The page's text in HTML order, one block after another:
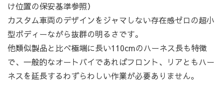
け位置の保安基準参照）
カスタム車両のデザインをジャマしない存在感ゼロの超小
型ボディーながら抜群の明るさです。
他類似製品と比べ極端に長い110cmのハーネス長も特徴
で、一般的なオートバイであればフロント、リアともハー
ネスを延長するわずらわしい作業が必要ありません。